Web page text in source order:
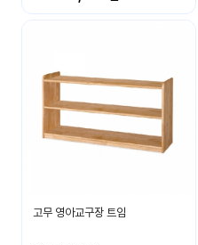
공지
트
들의
게시
고무 영아교구장 트임